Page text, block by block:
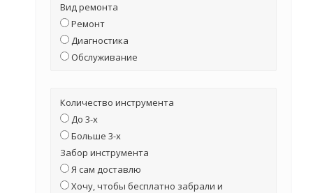
Вид ремонта
Ремонт
Диагностика
Обслуживание
Количество инструмента
До 3-х
Больше 3-х
Забор инструмента
Я сам доставлю
Хочу, чтобы бесплатно забрали и